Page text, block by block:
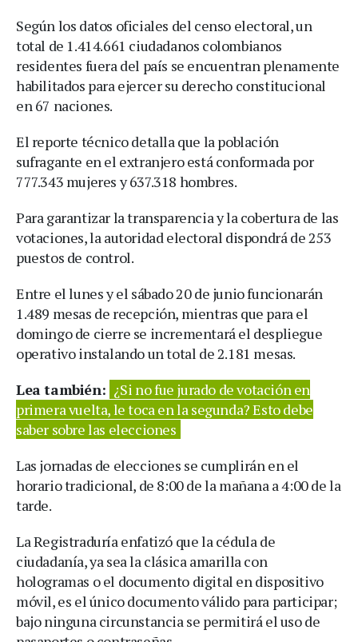
Según los datos oficiales del censo electoral, un
total de 1.414.661 ciudadanos colombianos
residentes fuera del país se encuentran plenamente
habilitados para ejercer su derecho constitucional
en 67 naciones.
El reporte técnico detalla que la población
sufragante en el extranjero está conformada por
777.343 mujeres y 637.318 hombres.
Para garantizar la transparencia y la cobertura de las
votaciones, la autoridad electoral dispondrá de 253
puestos de control.
Entre el lunes y el sábado 20 de junio funcionarán
1.489 mesas de recepción, mientras que para el
domingo de cierre se incrementará el despliegue
operativo instalando un total de 2.181 mesas.
Lea también: ¿Si no fue jurado de votación en
primera vuelta, le toca en la segunda? Esto debe
saber sobre las elecciones
Las jornadas de elecciones se cumplirán en el
horario tradicional, de 8:00 de la mañana a 4:00 de la
tarde.
La Registraduría enfatizó que la cédula de
ciudadanía, ya sea la clásica amarilla con
hologramas o el documento digital en dispositivo
móvil, es el único documento válido para participar;
bajo ninguna circunstancia se permitirá el uso de